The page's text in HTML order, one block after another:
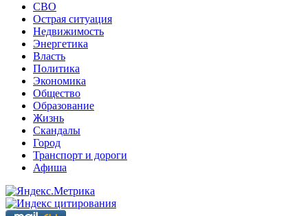
СВО
Острая ситуация
Недвижимость
Энергетика
Власть
Политика
Экономика
Общество
Образование
Жизнь
Скандалы
Город
Транспорт и дороги
Афиша